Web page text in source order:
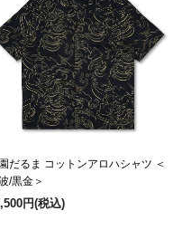
だるま コットンアロハシャツ ＜
/黒金＞
円(税込)